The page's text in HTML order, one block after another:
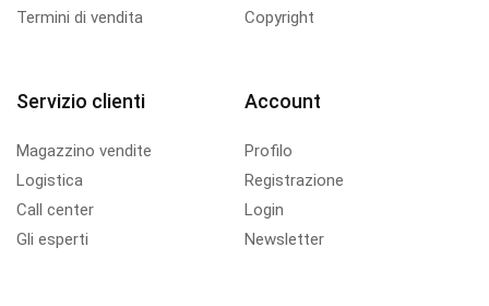
Termini di vendita
Copyright
Servizio clienti
Magazzino vendite
Logistica
Call center
Gli esperti
Account
Profilo
Registrazione
Login
Newsletter